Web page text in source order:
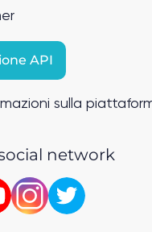
API
sulla
network